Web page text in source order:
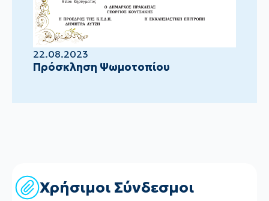
22.08.2023
Πρόσκληση Ψωμοτοπίου
Χρήσιμοι Σύνδεσμοι